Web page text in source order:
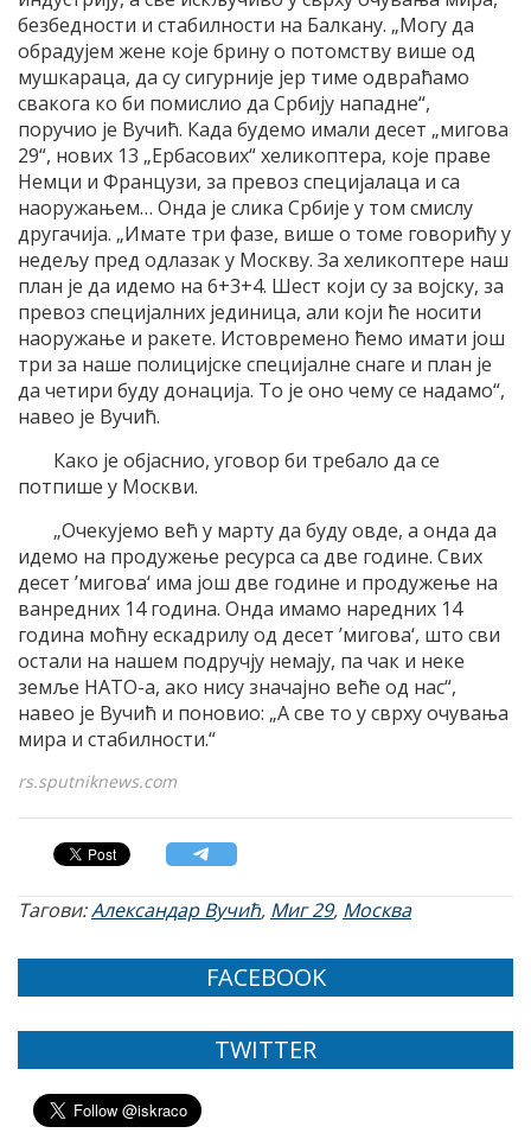
безбедности и стабилности на Балкану. „Могу да
обрадујем жене које брину о потомству више од
мушкараца, да су сигурније јер тиме одвраћамо
свакога ко би помислио да Србију нападне“,
поручио је Вучић. Када будемо имали десет „мигова
29“, нових 13 „Ербасових“ хеликоптера, које праве
Немци и Французи, за превоз специјалаца и са
наоружањем… Онда је слика Србије у том смислу
другачија. „Имате три фазе, више о томе говорићу у
недељу пред одлазак у Москву. За хеликоптере наш
план је да идемо на 6+3+4. Шест који су за војску, за
превоз специјалних јединица, али који ће носити
наоружање и ракете. Истовремено ћемо имати још
три за наше полицијске специјалне снаге и план је
да четири буду донација. То је оно чему се надамо“,
навео је Вучић.
Како је објаснио, уговор би требало да се
потпише у Москви.
„Очекујемо већ у марту да буду овде, а онда да
идемо на продужење ресурса са две године. Свих
десет ’мигова‘ има још две године и продужење на
ванредних 14 година. Онда имамо наредних 14
година моћну ескадрилу од десет ’мигова‘, што сви
остали на нашем подручју немају, па чак и неке
земље НАТО-а, ако нису значајно веће од нас“,
навео је Вучић и поновио: „А све то у сврху очувања
мира и стабилности.“
rs.sputniknews.com
Тагови:Александар Вучић, Миг 29, Москва
FACEBOOK
TWITTER